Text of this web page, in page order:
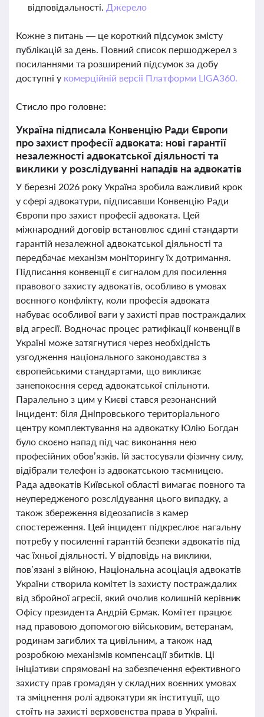
відповідальності. Джерело
Кожне з питань — це короткий підсумок змісту
публікацій за день. Повний список першоджерел з
посиланнями та розширений підсумок за добу
доступні у комерційній версії Платформи LIGA360.
Стисло про головне:
Україна підписала Конвенцію Ради Європи
про захист професії адвоката: нові гарантії
незалежності адвокатської діяльності та
виклики у розслідуванні нападів на адвокатів
У березні 2026 року Україна зробила важливий крок
у сфері адвокатури, підписавши Конвенцію Ради
Європи про захист професії адвоката. Цей
міжнародний договір встановлює єдині стандарти
гарантій незалежної адвокатської діяльності та
передбачає механізм моніторингу їх дотримання.
Підписання конвенції є сигналом для посилення
правового захисту адвокатів, особливо в умовах
воєнного конфлікту, коли професія адвоката
набуває особливої ваги у захисті прав постраждалих
від агресії. Водночас процес ратифікації конвенції в
Україні може затягнутися через необхідність
узгодження національного законодавства з
європейськими стандартами, що викликає
занепокоєння серед адвокатської спільноти.
Паралельно з цим у Києві стався резонансний
інцидент: біля Дніпровського територіального
центру комплектування на адвокатку Юлію Богдан
було скоєно напад під час виконання нею
професійних обов’язків. Їй застосували фізичну силу,
відібрали телефон із адвокатською таємницею.
Рада адвокатів Київської області вимагає повного та
неупередженого розслідування цього випадку, а
також збереження відеозаписів з камер
спостереження. Цей інцидент підкреслює нагальну
потребу у посиленні гарантій безпеки адвокатів під
час їхньої діяльності. У відповідь на виклики,
пов’язані з війною, Національна асоціація адвокатів
України створила комітет із захисту постраждалих
від збройної агресії, який очолив колишній керівник
Офісу президента Андрій Єрмак. Комітет працює
над правовою допомогою військовим, ветеранам,
родинам загиблих та цивільним, а також над
розробкою механізмів компенсації збитків. Ці
ініціативи спрямовані на забезпечення ефективного
захисту прав громадян у складних воєнних умовах
та зміцнення ролі адвокатури як інституції, що
стоїть на захисті верховенства права в Україні.